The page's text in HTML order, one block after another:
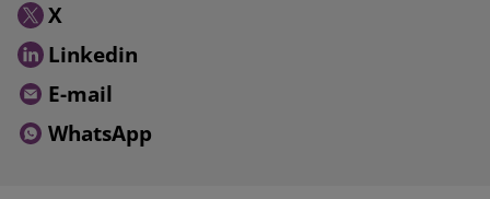
X
Linkedin
E-mail
WhatsApp